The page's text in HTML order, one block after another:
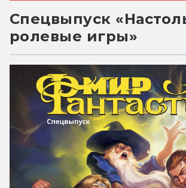
Спецвыпуск
ролевые игры»